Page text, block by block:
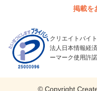
掲載を
クリエイトバイ
法人日本情報経
ーマーク使用許
© Copyright